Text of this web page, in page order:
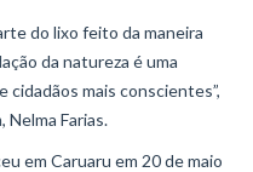
do lixo feito da maneira
da natureza é uma
mais conscientes”,
Nelma Farias.
em Caruaru em 20 de maio